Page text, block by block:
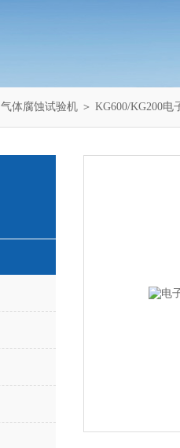
气体腐蚀试验机 ＞ KG600/KG200